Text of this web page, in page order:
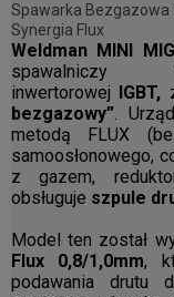
Spawarka Bezgazowa
Synergia Flux
Weldman MINI
inwertorowej IGBT,
bezgazowy”.
metodą FLUX
samoosłonowego,
z gazem,
obsługuje szpule
Model ten został
Flux 0,8/1,0mm,
podawania drutu